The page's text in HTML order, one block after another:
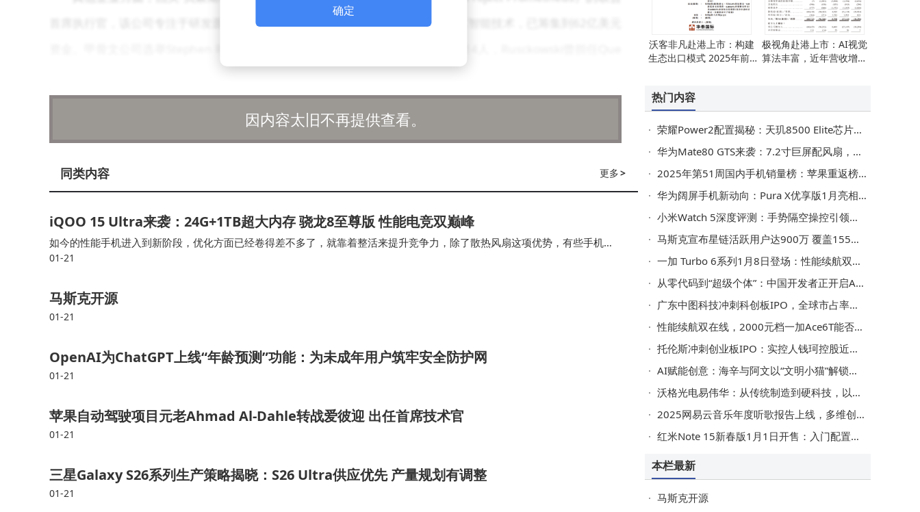
首席执行官，该公司专注于研发面向计算机、汽车及航天器工程与制造领域的人工智能技术，已筹集到62亿美元
公司任命资深媒体高管Kevin Reilly为新任首席执行官，他曾打造并领导过多个娱乐界知名品牌，并执掌过多家
rX AI Technology Limited宣布两项任命：Ken Lau出任首席战略官、董事会执行董事，并兼任新加坡子公司首
耐德电气有三十年高管经验，公司还任命Frank Han为执行董事，Roy Rong为独立董事。摩尔斯微电子任命亚
历克斯·塔莱夫斯基为平台、产品及人工智能高级副总裁，他将负责在墨尔本开设澳大利亚第三家办公室，并主
总裁，他将推动夏普为终端用户和经销商提供最佳客户体验。
确定
因内容太旧不再提供查看。
更多>
同类内容
iQOO 15 Ultra来袭：24G+1TB超大内存 骁龙8至尊版 性能电竞双巅峰
如今的性能手机进入到新阶段，优化方面已经卷得差不多了，就靠着整活来提升竞争力，除了散热风扇这项优势，有些手机还
会给到24G超大运行内存、游戏肩键等，iqoo接下来要发布的新款旗舰就采用这些配置，近期博主数码…
01-21
马斯克开源
01-21
OpenAI为ChatGPT上线“年龄预测”功能：为未成年用户筑牢安全防护网
01-21
苹果自动驾驶项目元老Ahmad Al-Dahle转战爱彼迎 出任首席技术官
01-21
三星Galaxy S26系列生产策略揭晓：S26 Ultra供应优先 产量规划有调整
01-21
沃客非凡赴港上市：构建
生态出口模式 2025年前9
极视角赴港上市：AI视觉
算法丰富，近年营收增长
热门内容
荣耀Power2配置揭秘：天玑8500 Elite芯片搭配10080mAh大电池，2026年1月见
华为Mate80 GTS来袭：7.2寸巨屏配风扇，麒麟9030 Pro芯片性能拉满
2025年第51周国内手机销量榜：苹果重返榜首，华为紧随其后
华为阔屏手机新动向：Pura X优享版1月亮相，Pura X2 3月携新设计登场
小米Watch 5深度评测：手势隔空操控引领智能手表交互新潮流
马斯克宣布星链活跃用户达900万 覆盖155个市场展现强劲发展势头
一加 Turbo 6系列1月8日登场：性能续航双突破，重塑中端机体验
从零代码到“超级个体”：中国开发者正开启AI时代变现新篇章
广东中图科技冲刺科创板IPO，全球市占率超三成，供货苹果三星等巨头
性能续航双在线，2000元档一加Ace6T能否成为中端机新标杆？
托伦斯冲刺创业板IPO：实控人钱珂控股近半 持美永居权引关注
AI赋能创意：海辛与阿文以“文明小猫”解锁上海的温暖与浪漫
沃格光电易伟华：从传统制造到硬科技，以创新引领跨越式发展
2025网易云音乐年度听歌报告上线，多维创新串联乐迷音乐旅程
红米Note 15新春版1月1日开售：入门配置新选择，配色亮眼价格亲民
本栏最新
马斯克开源